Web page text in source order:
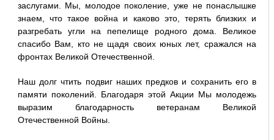
заслугами. Мы, молодое поколение, уже не понаслышке
знаем, что такое война и каково это, терять близких и
разгребать угли на пепелище родного дома. Великое
спасибо Вам, кто не щадя своих юных лет, сражался на
фронтах Великой Отечественной.
Наш долг чтить подвиг наших предков и сохранить его в
памяти поколений. Благодаря этой Акции Мы молодежь
выразим благодарность ветеранам Великой
Отечественной Войны.